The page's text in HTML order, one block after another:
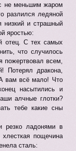
не меньшим жаром
разлился ледяной
низкий и страшный
яростью:
отец. С тех самых
что случилось
всем,
дракона,
вам всё мало! Что
насытились и
алчные глотки?
тебе какие сны
резко ладонями в
хлесткая пощечина
сталь: